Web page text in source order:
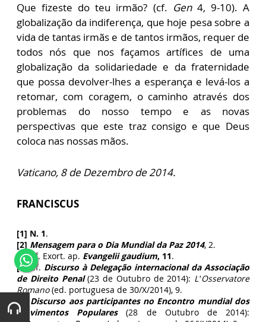
Que fizeste do teu irmão? (cf. Gen4, 9-10). A
globalização da indiferença, que hoje pesa sobre a
vida de tantas irmãs e de tantos irmãos, requer de
todos nós que nos façamos artífices de uma
globalização da solidariedade e da fraternidade
que possa devolver-lhes a esperança e levá-los a
retomar, com coragem, o caminho através dos
problemas do nosso tempo e as novas
perspectivas que este traz consigo e que Deus
coloca nas nossas mãos.
Vaticano, 8 de Dezembro de 2014.
FRANCISCUS
[1] N. 1.
[2] Mensagem para o Dia Mundial da Paz 2014, 2.
[3]Cf. Exort. ap. Evangelii gaudium, 11.
[4]Cf. Discurso à Delegação internacional da Associação
de Direito Penal(23 de Outubro de 2014): L’Osservatore
Romano(ed. portuguesa de 30/X/2014), 9.
[5]
Discurso aos participantes no Encontro mundial dos
Movimentos Populares
(28 de Outubro de 2014):